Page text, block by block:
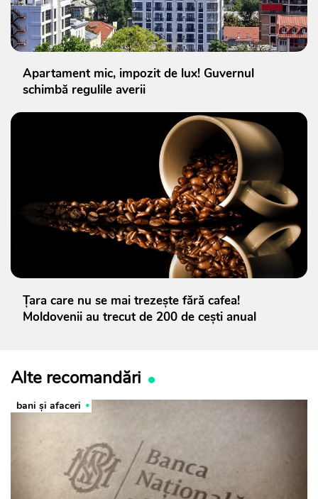
Apartament mic, impozit de lux! Guvernul
schimbă regulile averii
Țara care nu se mai trezește fără cafea!
Moldovenii au trecut de 200 de cești anual
Alte recomandări
bani și afaceri